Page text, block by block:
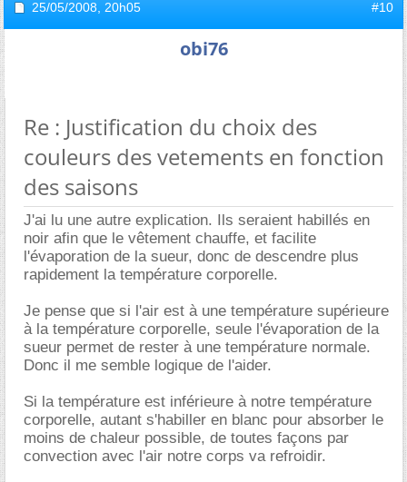
25/05/2008, 20h05 #10
obi76
Re : Justification du choix des
couleurs des vetements en fonction
des saisons
J'ai lu une autre explication. Ils seraient habillés en
noir afin que le vêtement chauffe, et facilite
l'évaporation de la sueur, donc de descendre plus
rapidement la température corporelle.
Je pense que si l'air est à une température supérieure
à la température corporelle, seule l'évaporation de la
sueur permet de rester à une température normale.
Donc il me semble logique de l'aider.
Si la température est inférieure à notre température
corporelle, autant s'habiller en blanc pour absorber le
moins de chaleur possible, de toutes façons par
convection avec l'air notre corps va refroidir.